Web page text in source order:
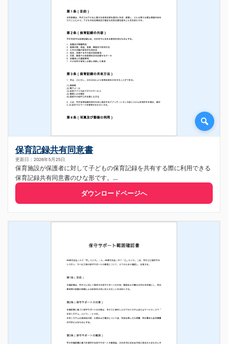
保育記録共有同意書
更新日：2026年5月25日
保育施設が保護者に対して子どもの保育記録を共有する際に利用できる
保育記録共有同意書のひな形です。...
ダウンロードページへ